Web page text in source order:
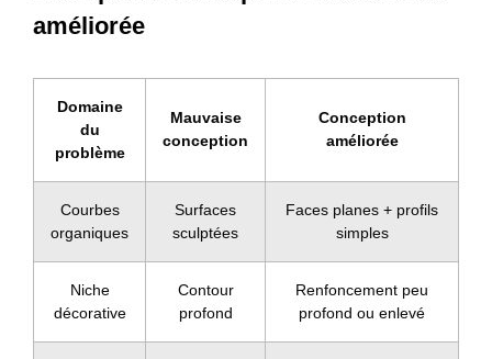
améliorée
Domaine
du
problème
Mauvaise
conception
Conception
améliorée
Courbes
organiques
Surfaces
sculptées
Faces planes + profils
simples
Niche
décorative
Contour
profond
Renfoncement peu
profond ou enlevé